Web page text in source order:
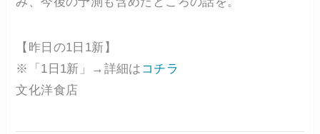
【昨日の1日1新】
※「1日1新」→詳細は コチラ
文化洋食店